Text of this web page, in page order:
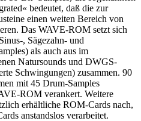
bedeutet, daß die zur
einen weiten Bereich von
Das WAVE-ROM setzt sich
, Sägezahn- und
als auch aus im
Natursounds und DWGS-
Schwingungen) zusammen. 90
mit 45 Drum-Samples
ROM verankert. Weitere
erhältliche ROM-Cards nach,
anstandslos verarbeitet.